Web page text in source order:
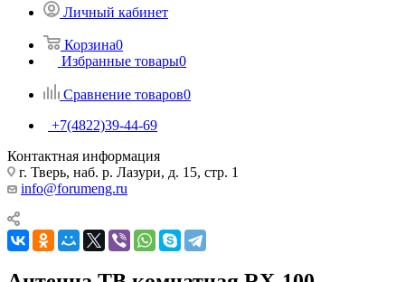
Личный кабинет
Корзина0
Избранные товары0
Сравнение товаров0
+7(4822)39-44-69
Контактная информация
г. Тверь, наб. р. Лазури, д. 15, стр. 1
info@forumeng.ru